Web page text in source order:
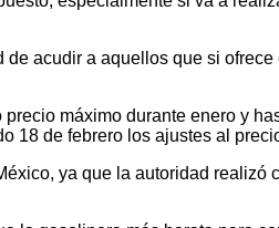
acudir a aquellos que si
máximo durante enero y
18 de febrero los ajustes al
ya que la autoridad realizó